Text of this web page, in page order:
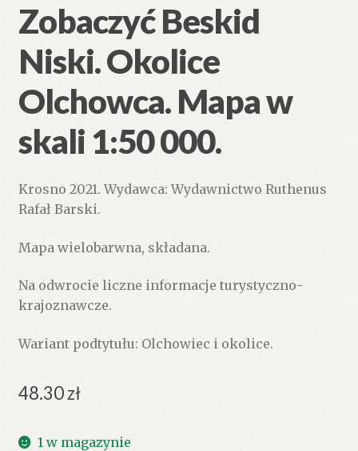
Zobaczyć Beskid
Niski. Okolice
Olchowca. Mapa w
skali 1:50 000.
Krosno 2021. Wydawca: Wydawnictwo Ruthenus
Rafał Barski.
Mapa wielobarwna, składana.
Na odwrocie liczne informacje turystyczno-
krajoznawcze.
Wariant podtytułu: Olchowiec i okolice.
48.30zł
1 w magazynie